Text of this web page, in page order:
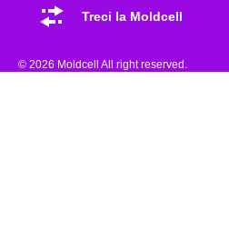
Treci la Moldcell
© 2026 Moldcell All right reserved.